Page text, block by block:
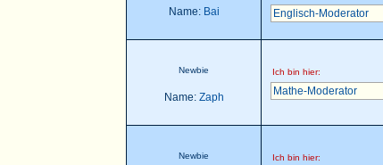
Name: Bai Englisch-Moderator
Newbie
Name: Zaph
Ich bin hier:
Mathe-Moderator
Newbie Ich bin hier: